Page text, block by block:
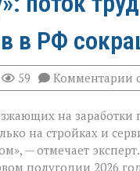
в РФ
59 Комментарии к
на заработки
на стройках и
— отмечает
полугодии 2026